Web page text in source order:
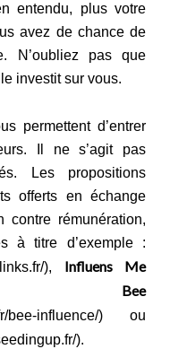
entendu, plus votre
avez de chance de
N’oubliez pas que
investit sur vous.
permettent d’entrer
Il ne s’agit pas
Les propositions
offerts en échange
contre rémunération,
à titre d’exemple :
), Influens Me
), Bee
bee-influence/) ou
).